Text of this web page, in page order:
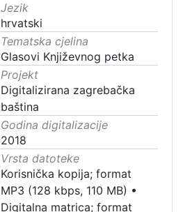
Jezik
hrvatski
Tematska cjelina
Glasovi Književnog petka
Projekt
Digitalizirana zagrebačka
baština
Godina digitalizacije
2018
Vrsta datoteke
Korisnička kopija; format
MP3 (128 kbps, 110 MB) •
Digitalna matrica; format